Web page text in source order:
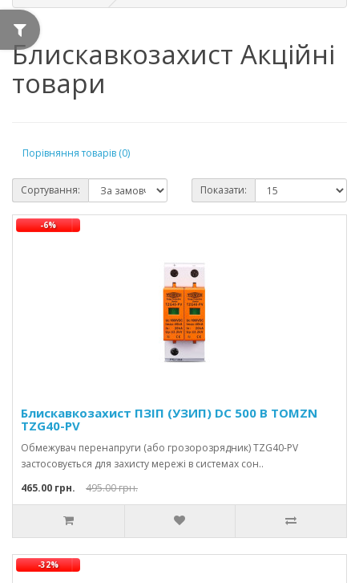
Блискавкозахист Акційні
товари
Порівняння товарів (0)
Сортування: Показати:
Блискавкозахист ПЗІП (УЗИП) DC 500 В TOMZN
TZG40-PV
Обмежувач перенапруги (або грозорозрядник) TZG40-PV
застосовується для захисту мережі в системах сон..
-6%
465.00 грн. 495.00 грн.
-32%